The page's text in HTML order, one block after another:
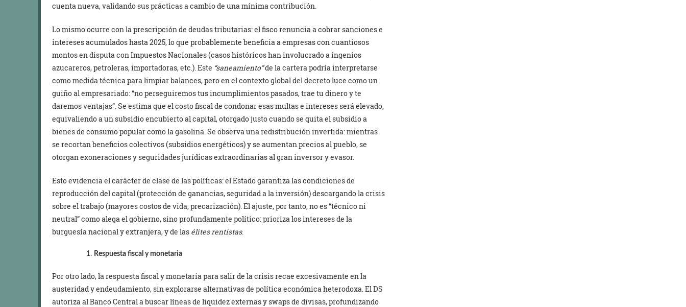
cuenta nueva, validando sus prácticas a cambio de una mínima contribución.
Lo mismo ocurre con la prescripción de deudas tributarias: el fisco renuncia a cobrar sanciones e
intereses acumulados hasta 2025, lo que probablemente beneficia a empresas con cuantiosos
montos en disputa con Impuestos Nacionales (casos históricos han involucrado a ingenios
azucareros, petroleras, importadoras, etc.). Este “saneamiento”de la cartera podría interpretarse
como medida técnica para limpiar balances, pero en el contexto global del decreto luce como un
guiño al empresariado: “no perseguiremos tus incumplimientos pasados, trae tu dinero y te
daremos ventajas”. Se estima que el costo fiscal de condonar esas multas e intereses será elevado,
equivaliendo a un subsidio encubierto al capital, otorgado justo cuando se quita el subsidio a
bienes de consumo popular como la gasolina. Se observa una redistribución invertida: mientras
se recortan beneficios colectivos (subsidios energéticos) y se aumentan precios al pueblo, se
otorgan exoneraciones y seguridades jurídicas extraordinarias al gran inversor y evasor.
Esto evidencia el carácter de clase de las políticas: el Estado garantiza las condiciones de
reproducción del capital (protección de ganancias, seguridad a la inversión) descargando la crisis
sobre el trabajo (mayores costos de vida, precarización). El ajuste, por tanto, no es “técnico ni
neutral” como alega el gobierno, sino profundamente político: prioriza los intereses de la
burguesía nacional y extranjera, y de las élites rentistas.
Respuesta fiscal y monetaria
Por otro lado, la respuesta fiscal y monetaria para salir de la crisis recae excesivamente en la
austeridad y endeudamiento, sin explorarse alternativas de política económica heterodoxa. El DS
autoriza al Banco Central a buscar líneas de liquidez externas y swaps de divisas, profundizando